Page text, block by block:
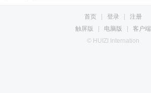
首页 登录
注册
触屏版
电脑版
客户端
© HUIZI Internation